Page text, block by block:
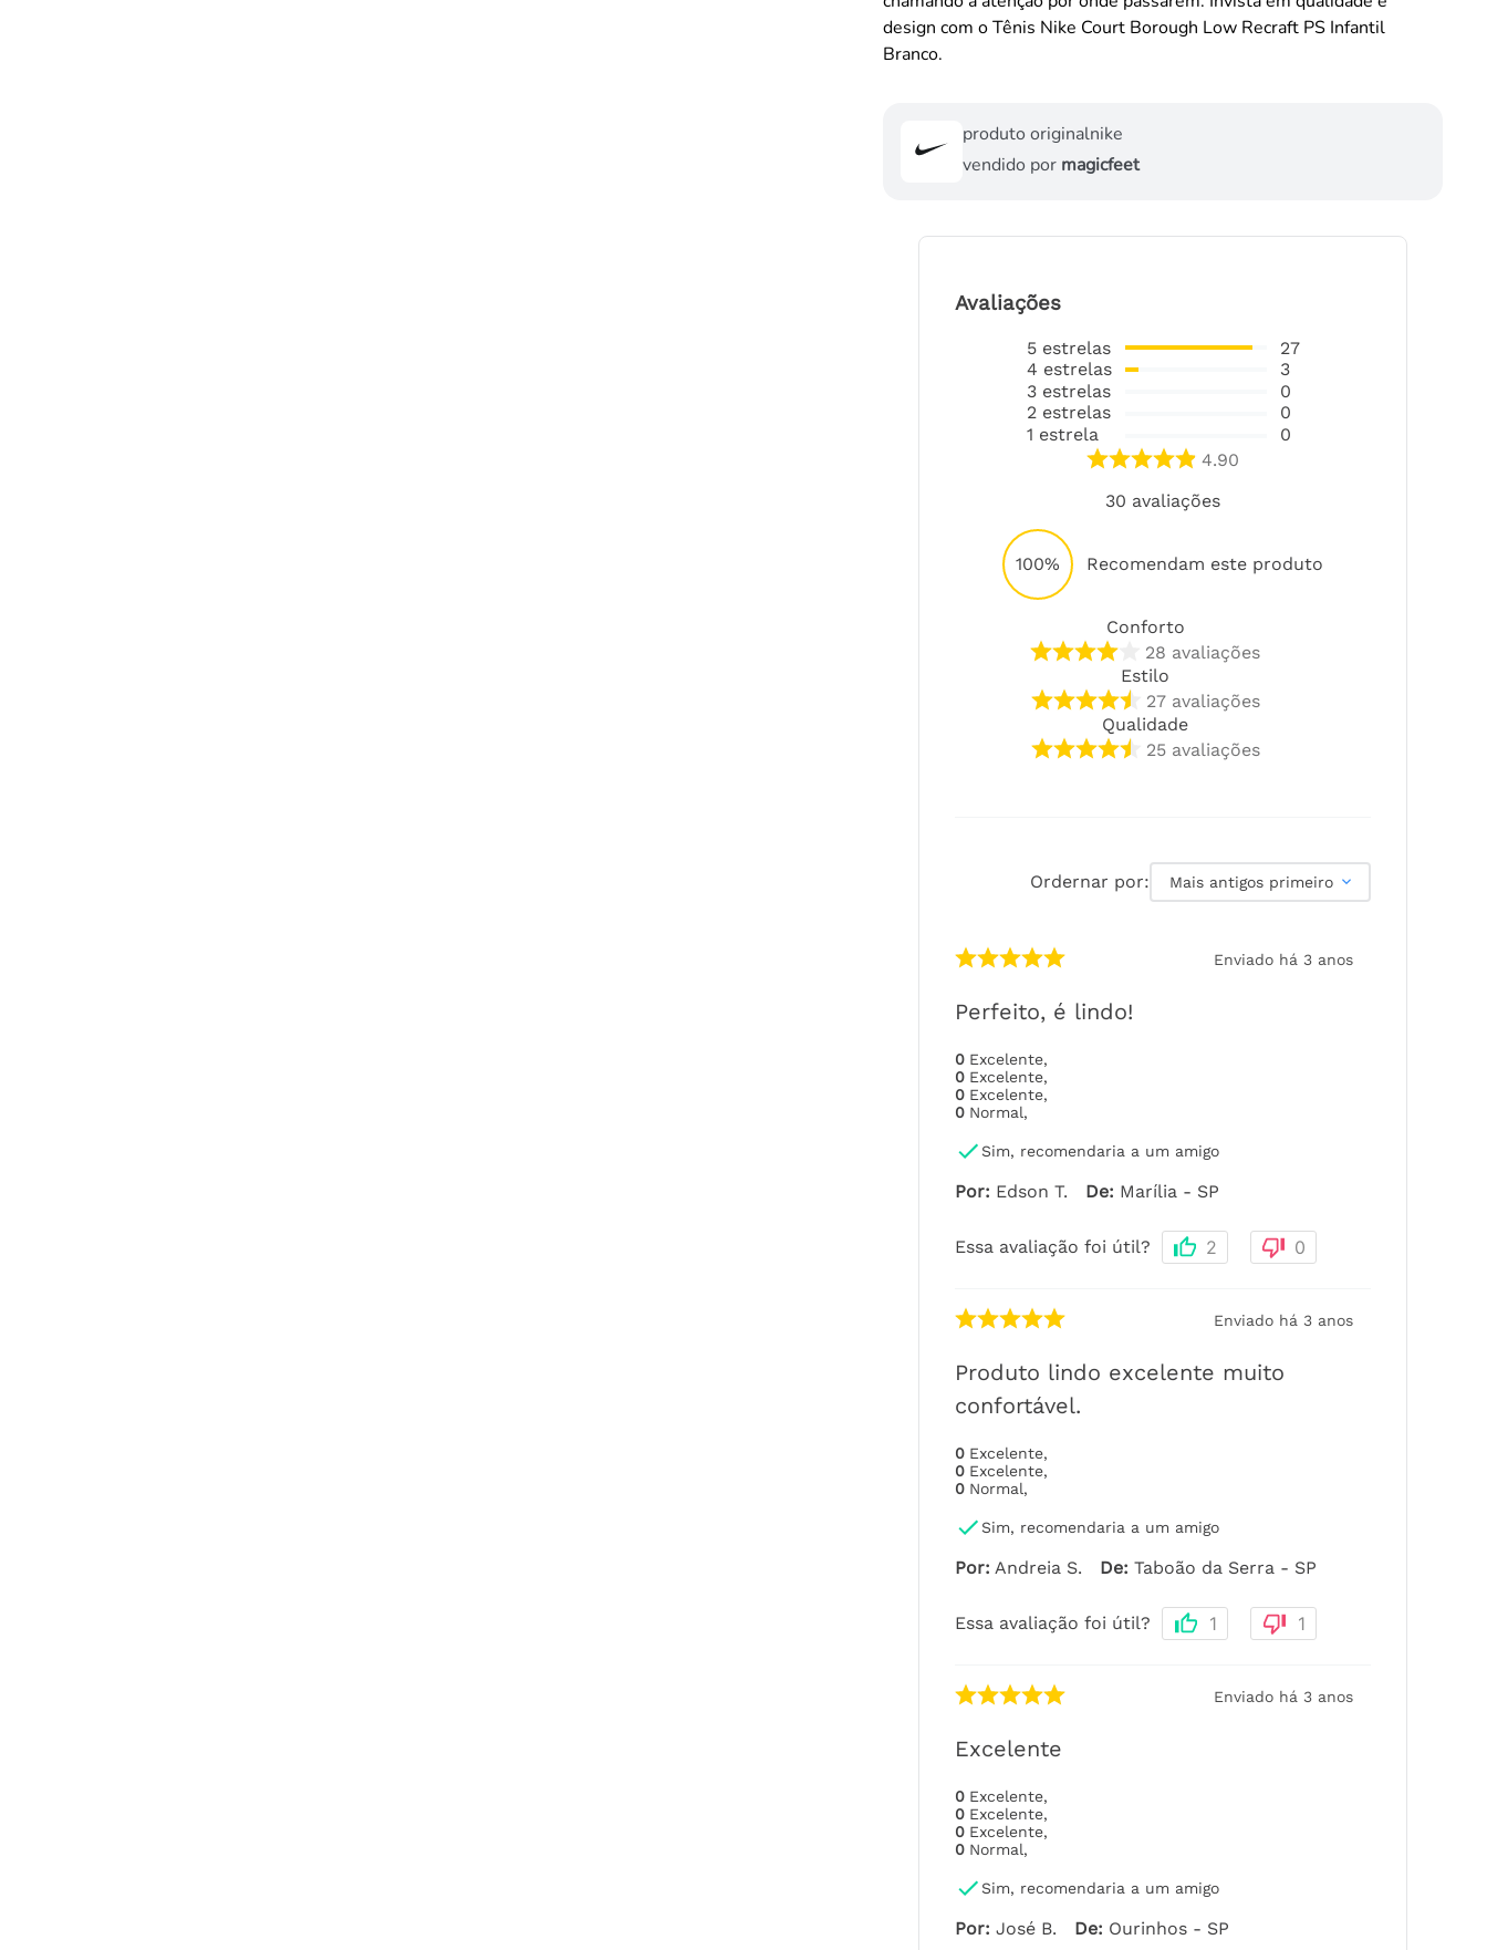
design com o Tênis Nike Court Borough Low Recraft PS Infantil
Branco.
produto originalnike
vendido por magicfeet
Avaliações
5 estrelas
4 estrelas
3 estrelas
2 estrelas
1 estrela
27
3
0
0
0
4.90
30 avaliações
100% Recomendam este produto
Conforto
28 avaliações
Estilo
27 avaliações
Qualidade
25 avaliações
Ordernar por: Mais antigos primeiro
Enviado há 3 anos
Perfeito, é lindo!
0 Excelente,
0 Excelente,
0 Excelente,
0 Normal,
Sim, recomendaria a um amigo
Por: Edson T. De: Marília - SP
Essa avaliação foi útil? 2 0
Enviado há 3 anos
Produto lindo excelente muito
confortável.
0 Excelente,
0 Excelente,
0 Normal,
Sim, recomendaria a um amigo
Por: Andreia S. De: Taboão da Serra - SP
Essa avaliação foi útil? 1 1
Enviado há 3 anos
Excelente
0 Excelente,
0 Excelente,
0 Excelente,
0 Normal,
Sim, recomendaria a um amigo
Por: José B. De: Ourinhos - SP